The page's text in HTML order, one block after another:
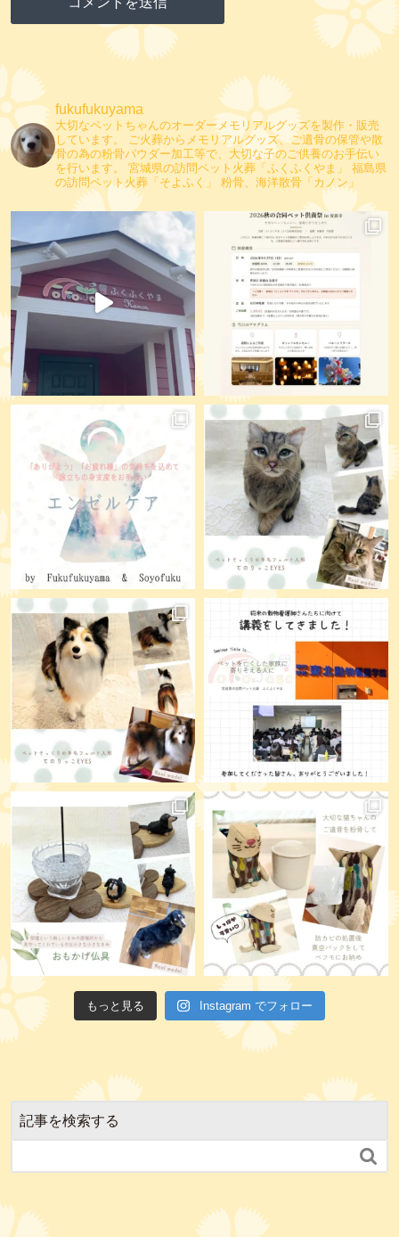
fukufukuyama
大切なペットちゃんのオーダーメモリアルグッズを製作・販売
しています。
ご火葬からメモリアルグッズ、ご遺骨の保管や散
骨の為の粉骨パウダー加工等で、大切な子のご供養のお手伝い
を行います。
宮城県の訪問ペット火葬「ふくふくやま」
福島県
の訪問ペット火葬「そよふく」
粉骨、海洋散骨「カノン」
もっと見る Instagram でフォロー
記事を検索する
